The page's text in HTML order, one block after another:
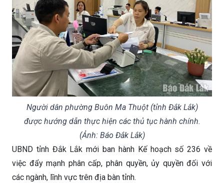
Người dân phường Buôn Ma Thuột (tỉnh Đắk Lắk)
được hướng dẫn thực hiện các thủ tục hành chính.
(Ảnh: Báo Đắk Lắk)
UBND tỉnh Đắk Lắk mới ban hành Kế hoạch số 236 về
việc đẩy mạnh phân cấp, phân quyền, ủy quyền đối với
các ngành, lĩnh vực trên địa bàn tỉnh.